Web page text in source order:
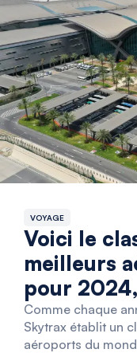
VOYAGE
Voici le
meilleurs
pour
Comme chaque
Skytrax établit un
aéroports du